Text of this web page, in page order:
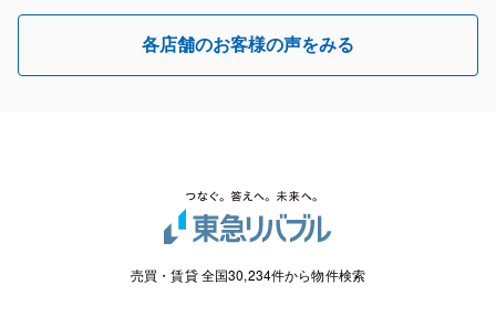
各店舗のお客様の声をみる
売買・賃貸 全国30,234件から物件検索